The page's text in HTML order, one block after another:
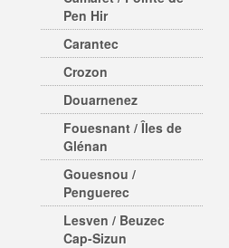
Pen Hir
Carantec
Crozon
Douarnenez
Fouesnant / Îles de
Glénan
Gouesnou /
Penguerec
Lesven / Beuzec
Cap-Sizun